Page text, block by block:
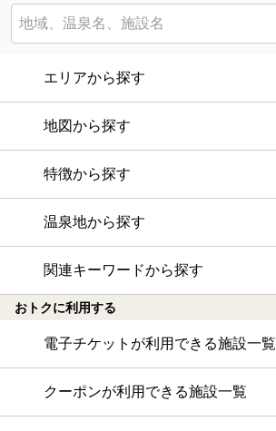
エリアから探す
地図から探す
特徴から探す
温泉地から探す
関連キーワードから探す
おトクに利用する
電子チケットが利用できる施設一覧
クーポンが利用できる施設一覧